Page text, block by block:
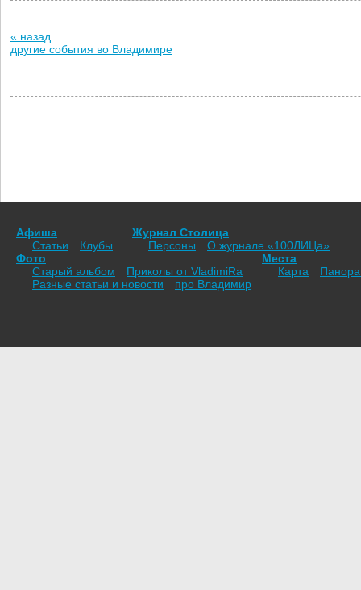
« назад
другие события во Владимире
Афиша
Статьи
Клубы
Журнал Столица
Персоны
О журнале «100ЛИЦа»
Фото
Старый альбом
Приколы от VladimiRа
Места
Карта
Разные статьи и новости
про Владимир